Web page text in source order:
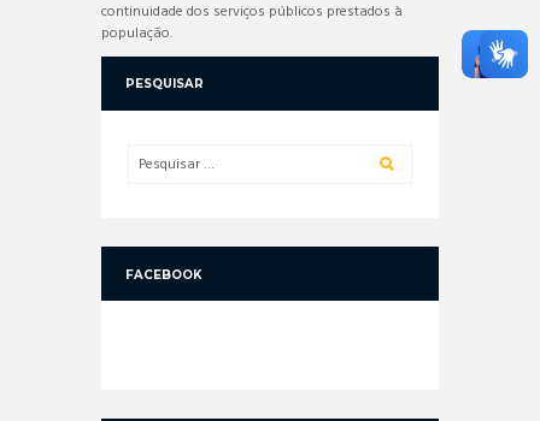
continuidade dos serviços públicos prestados à
população.
PESQUISAR
FACEBOOK